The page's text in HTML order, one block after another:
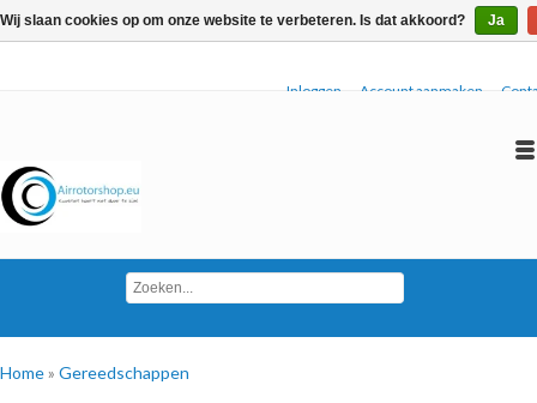
Inloggen Account aanmaken
Home» Gereedschappen
Wij slaan cookies op om onze website te verbeteren. Is dat akkoord? Ja